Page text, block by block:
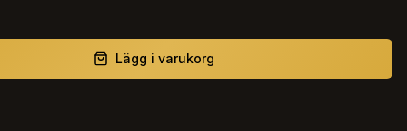
Lägg i varukorg